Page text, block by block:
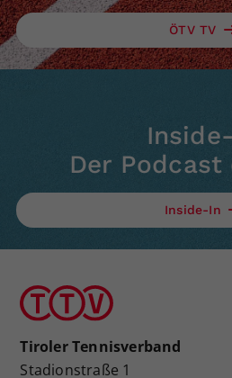
ÖTV TV
Der Podcast
Inside-In
Tiroler Tennisverband
Stadionstraße 1